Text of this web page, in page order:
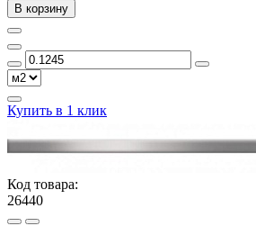
В корзину
Купить в 1 клик
Код товара:
26440